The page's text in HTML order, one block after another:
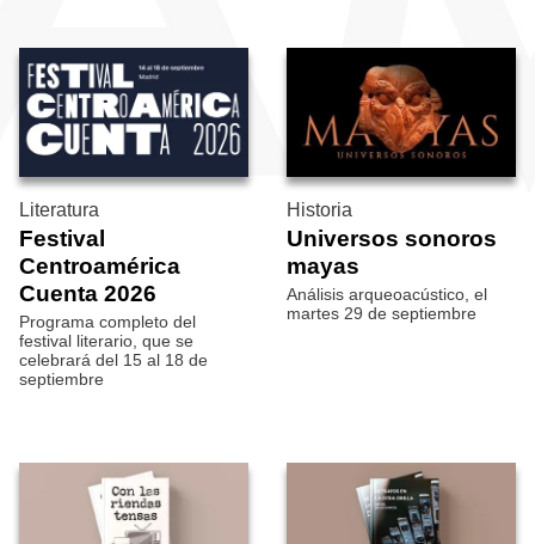
Literatura
Festival
Centroamérica
Cuenta 2026
Programa completo del
festival literario, que se
celebrará del 15 al 18 de
septiembre
Historia
Universos sonoros
mayas
Análisis arqueoacústico, el
martes 29 de septiembre